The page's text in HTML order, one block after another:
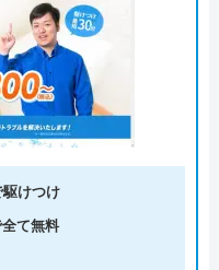
けつけ
て無料